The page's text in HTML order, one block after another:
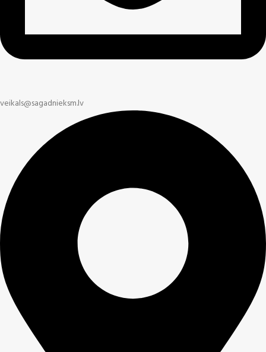
veikals@sagadnieksm.lv